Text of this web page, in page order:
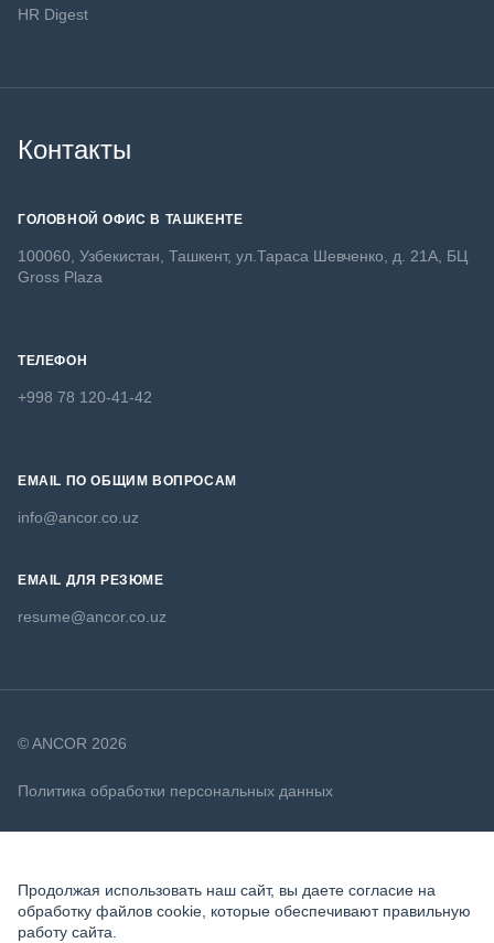
HR Digest
Контакты
ГОЛОВНОЙ ОФИС В ТАШКЕНТЕ
100060, Узбекистан, Ташкент, ул.Тараса Шевченко, д. 21А, БЦ
Gross Plaza
ТЕЛЕФОН
+998 78 120-41-42
EMAIL ПО ОБЩИМ ВОПРОСАМ
info@ancor.co.uz
EMAIL ДЛЯ РЕЗЮМЕ
resume@ancor.co.uz
© ANCOR 2026
Политика обработки персональных данных
Продолжая использовать наш сайт, вы даете согласие на
обработку файлов cookie, которые обеспечивают правильную
работу сайта.